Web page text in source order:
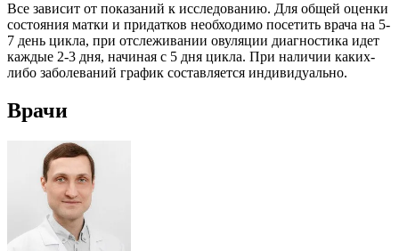
Все зависит от показаний к исследованию. Для общей оценки
состояния матки и придатков необходимо посетить врача на 5-
7 день цикла, при отслеживании овуляции диагностика идет
каждые 2-3 дня, начиная с 5 дня цикла. При наличии каких-
либо заболеваний график составляется индивидуально.
Врачи